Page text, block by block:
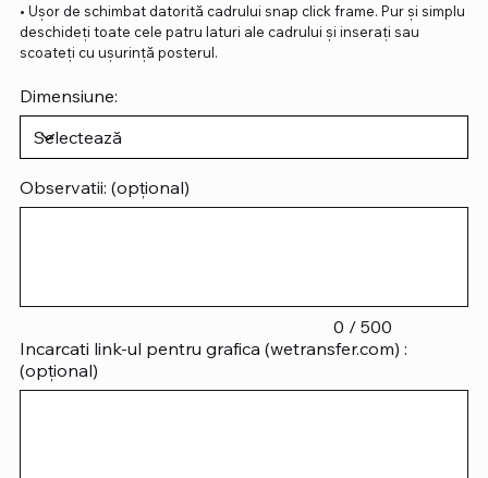
• Ușor de schimbat datorită cadrului snap click frame. Pur și simplu
deschideți toate cele patru laturi ale cadrului și inserați sau
scoateți cu ușurință posterul.
Dimensiune:
Observatii: (opțional)
0 / 500
Incarcati link-ul pentru grafica (wetransfer.com) :
(opțional)